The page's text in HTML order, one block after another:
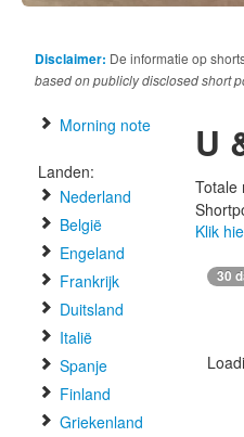
Disclaimer: De informatie op
based on publicly disclosed short
Morning note
Landen:
Nederland
België
Engeland
Frankrijk
Duitsland
Italië
Spanje
Finland
Griekenland
U
Totale
Klik
30